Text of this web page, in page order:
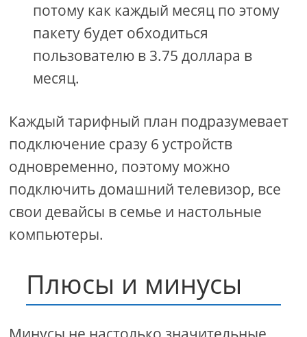
потому как каждый месяц по этому
пакету будет обходиться
пользователю в 3.75 доллара в
месяц.
Каждый тарифный план подразумевает
подключение сразу 6 устройств
одновременно, поэтому можно
подключить домашний телевизор, все
свои девайсы в семье и настольные
компьютеры.
Плюсы и минусы